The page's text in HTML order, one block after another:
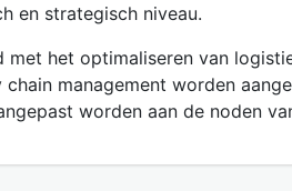
en strategisch niveau.
het optimaliseren van
management worden
worden aan de noden